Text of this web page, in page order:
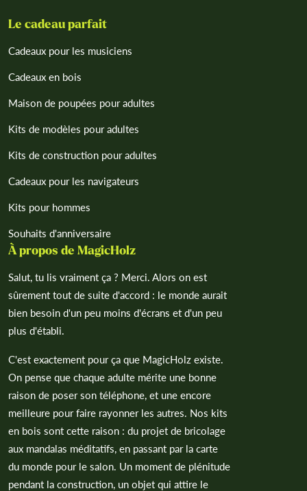
Le cadeau parfait
Cadeaux pour les musiciens
Cadeaux en bois
Maison de poupées pour adultes
Kits de modèles pour adultes
Kits de construction pour adultes
Cadeaux pour les navigateurs
Kits pour hommes
Souhaits d'anniversaire
À propos de MagicHolz
Salut, tu lis vraiment ça ? Merci. Alors on est
sûrement tout de suite d'accord : le monde aurait
bien besoin d'un peu moins d'écrans et d'un peu
plus d'établi.
C'est exactement pour ça que MagicHolz existe.
On pense que chaque adulte mérite une bonne
raison de poser son téléphone, et une encore
meilleure pour faire rayonner les autres. Nos kits
en bois sont cette raison : du projet de bricolage
aux mandalas méditatifs, en passant par la carte
du monde pour le salon. Un moment de plénitude
pendant la construction, un objet qui attire le